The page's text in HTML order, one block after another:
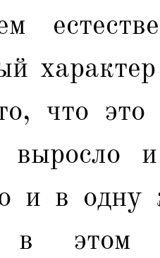
что это
выросло
и в
в этом